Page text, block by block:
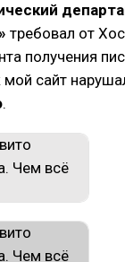
требовал от
получения
мой сайт
.